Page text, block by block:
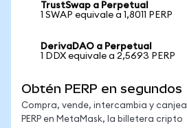
TrustSwap a Perpetual
1 SWAP equivale a 1,8011 PERP
DerivaDAO a Perpetual
1 DDX equivale a 2,5693 PERP
Obtén PERP en segundos
Compra, vende, intercambia y canjea
PERP en MetaMask, la billetera cripto